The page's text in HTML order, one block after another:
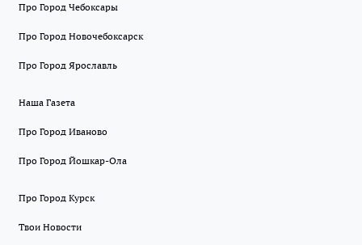
Про Город Чебоксары
Про Город Новочебоксарск
Про Город Ярославль
Наша Газета
Про Город Иваново
Про Город Йошкар-Ола
Про Город Курск
Твои Новости